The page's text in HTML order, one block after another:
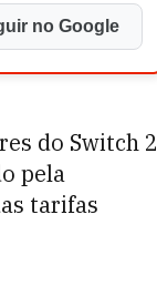
no Google
do Switch 2
pela
tarifas